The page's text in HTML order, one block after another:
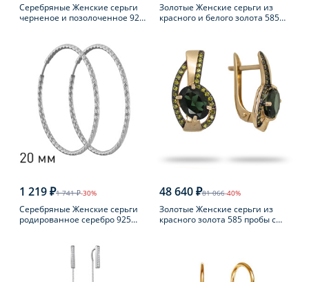
Серебряные Женские серьги
черненое и позолоченное 925
Золотые Женские серьги из
красного и белого золота 585
1 219 ₽1 741 ₽-30%
Серебряные Женские серьги
родированное серебро 925
48 640 ₽81 066-40%
Золотые Женские серьги из
красного золота 585 пробы с